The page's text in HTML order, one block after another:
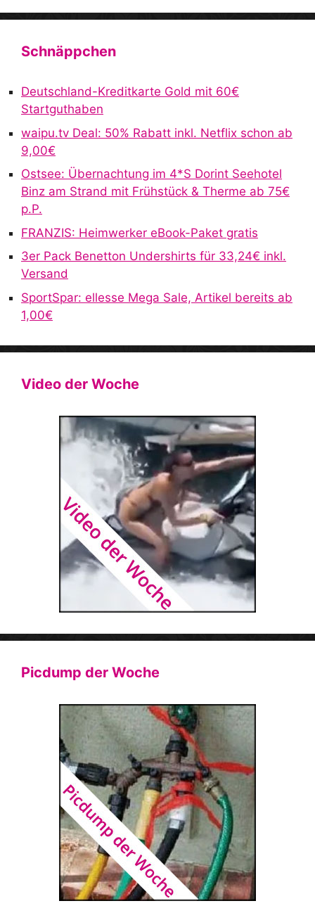
A
n
t
Schnäppchen
Deutschland-Kreditkarte Gold mit 60€
Startguthaben
waipu.tv Deal: 50% Rabatt inkl. Netflix schon ab
9,00€
Ostsee: Übernachtung im 4*S Dorint Seehotel
Binz am Strand mit Frühstück & Therme ab 75€
p.P.
FRANZIS: Heimwerker eBook-Paket gratis
3er Pack Benetton Undershirts für 33,24€ inkl.
Versand
SportSpar: ellesse Mega Sale, Artikel bereits ab
1,00€
Video der Woche
Picdump der Woche